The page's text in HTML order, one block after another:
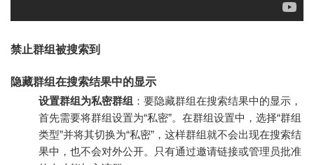
禁止群组被搜索到
隐藏群组在搜索结果中的显示
设置群组为私密群组 ：要隐藏群组在搜索结果中的显示，
首先需要将群组设置为“私密”。在群组设置中，选择“群组
类型”并将其切换为“私密”，这样群组就不会出现在搜索结
果中，也不会对外公开。只有通过邀请链接或管理员批准